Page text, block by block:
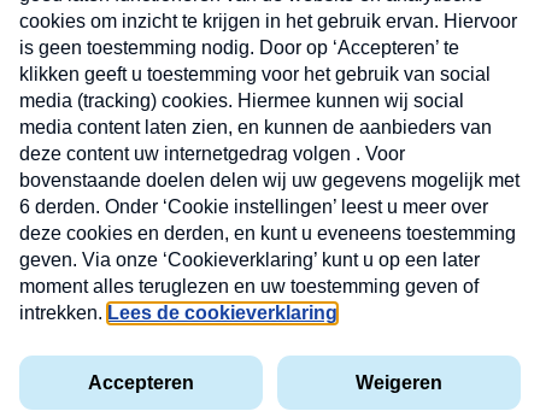
Volg ons op
MAX
Cookieverklaring
Kwetsbaarheid
X
Nieuwsbrief
Neem hier een gratis abonnement op de MAX
Consumenten nieuwsbrief. Elke maandag en
donderdag in uw mailbox.
e-